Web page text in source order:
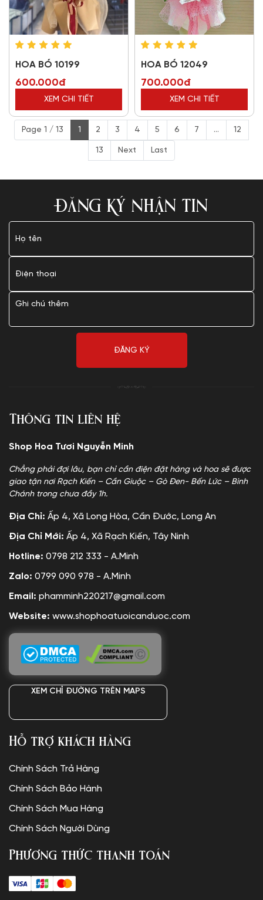
HOA BÓ 10199
600.000đ
XEM CHI TIẾT
HOA BÓ 12049
700.000đ
XEM CHI TIẾT
Page 1 / 13 1 2 3 4 5 6 7 ... 12
13 Next Last
ĐĂNG KÝ NHẬN TIN
Thông tin liên hệ
Shop Hoa Tươi Nguyễn Minh
Chẳng phải đợi lâu, bạn chỉ cần điện đặt hàng và hoa sẽ được
giao tận nơi Rạch Kiến – Cần Giuộc – Gò Đen- Bến Lức – Bình
Chánh trong chưa đầy 1h.
Địa Chỉ: Ấp 4, Xã Long Hòa, Cần Đước, Long An
Địa Chỉ Mới: Ấp 4, Xã Rạch Kiến, Tây Ninh
Hotline: 0798 212 333 - A.Minh
Zalo: 0799 090 978 - A.Minh
Email: phamminh220217@gmail.com
Website: www.shophoatuoicanduoc.com
XEM CHỈ ĐƯỜNG TRÊN MAPS
Hỗ trợ khách hàng
Chính Sách Trả Hàng
Chính Sách Bảo Hành
Chính Sách Mua Hàng
Chính Sách Người Dùng
Phương thức thanh toán